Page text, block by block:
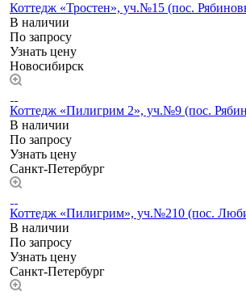
Коттедж «Тростен», уч.№15 (пос.
В наличии
По запросу
Узнать цену
Новосибирск
Коттедж «Пилигрим 2», уч.№9 (пос.
В наличии
По запросу
Узнать цену
Санкт-Петербург
Коттедж «Пилигрим», уч.№210 (пос.
В наличии
По запросу
Узнать цену
Санкт-Петербург